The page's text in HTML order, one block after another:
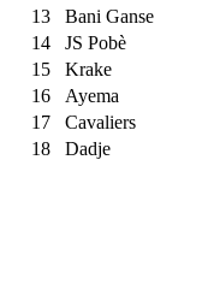
13
Bani Ganse
14
JS Pobè
15
Krake
16
Ayema
17
Cavaliers
18
Dadje